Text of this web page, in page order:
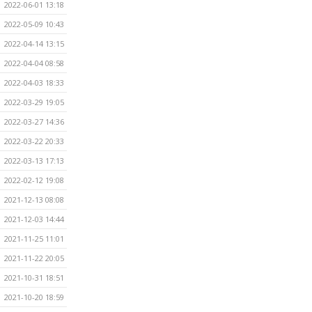
2022-06-01 13:18
2022-05-09 10:43
2022-04-14 13:15
2022-04-04 08:58
2022-04-03 18:33
2022-03-29 19:05
2022-03-27 14:36
2022-03-22 20:33
2022-03-13 17:13
2022-02-12 19:08
2021-12-13 08:08
2021-12-03 14:44
2021-11-25 11:01
2021-11-22 20:05
2021-10-31 18:51
2021-10-20 18:59